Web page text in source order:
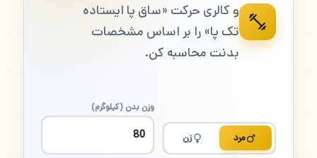
و کالری حرکت «ساق پا ایستاده
تک پا» را بر اساس مشخصات
بدنت محاسبه کن.
مرد زن
وزن بدن (کیلوگرم)